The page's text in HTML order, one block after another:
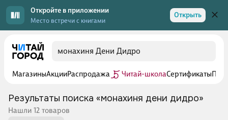
Откройте в приложении
Место встречи с книгами
Открыть
МагазиныАкцииРаспродажа Читай-школаСертификаты
Результаты поиска «монахиня дени дидро»
Нашли 12 товаров